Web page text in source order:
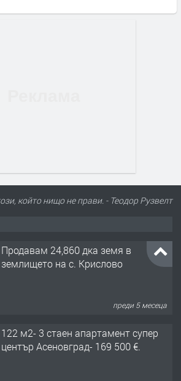
който нищо не прави. - Теодор Рузвелт
Продавам 24,860 дка земя в
землището на с. Крислово
преди 5 месеца
122 м2- 3 стаен апартамент супер
център Асеновград- 169 500 €.